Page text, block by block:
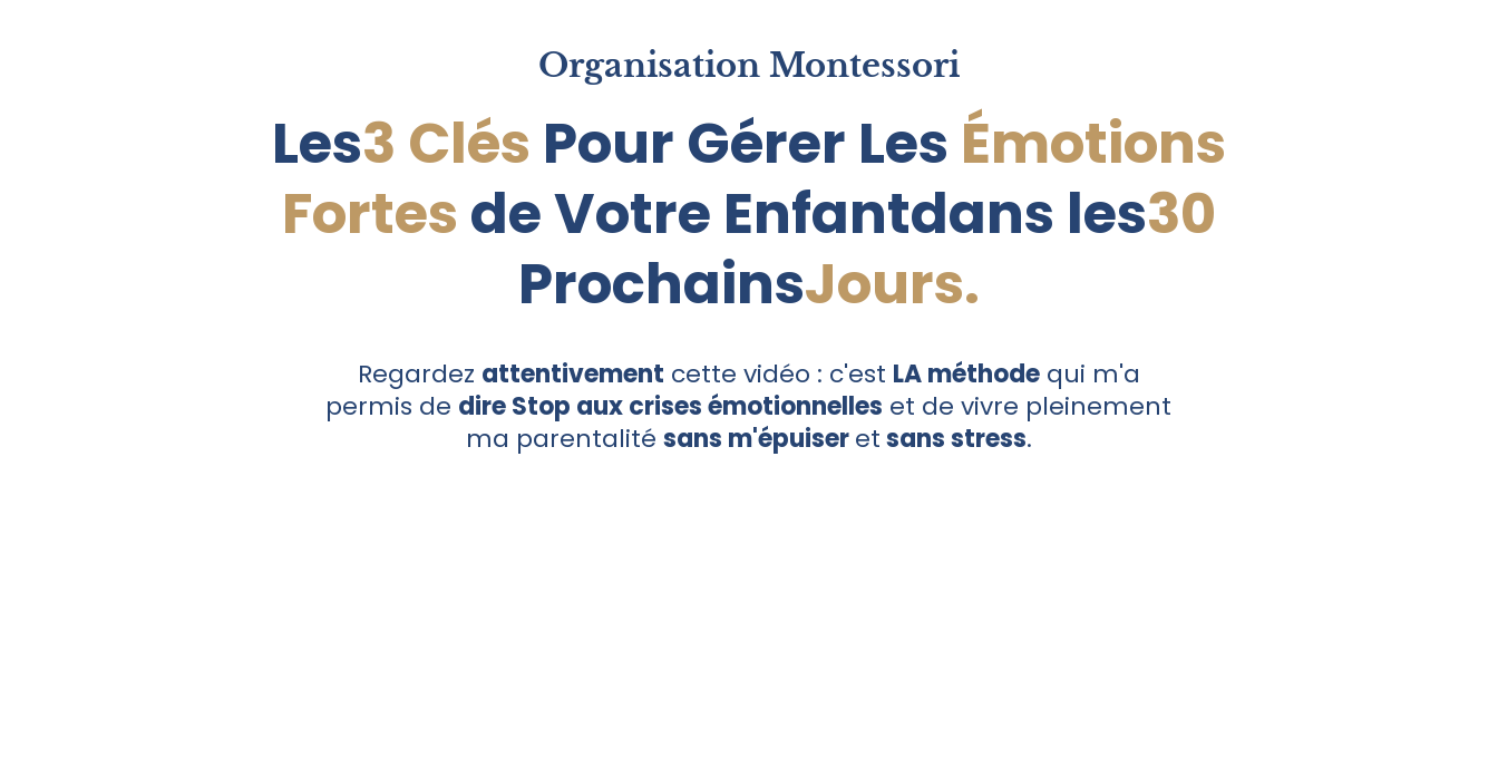
Organisation Montessori
Les3 Clés Pour Gérer Les Émotions
Fortes de Votre Enfantdans les30
ProchainsJours.
Regardez attentivement cette vidéo : c'est LA méthodequi m'a
permis de dire Stop aux crises émotionnelles et de vivre pleinement
ma parentalité sans m'épuiseretsans stress.